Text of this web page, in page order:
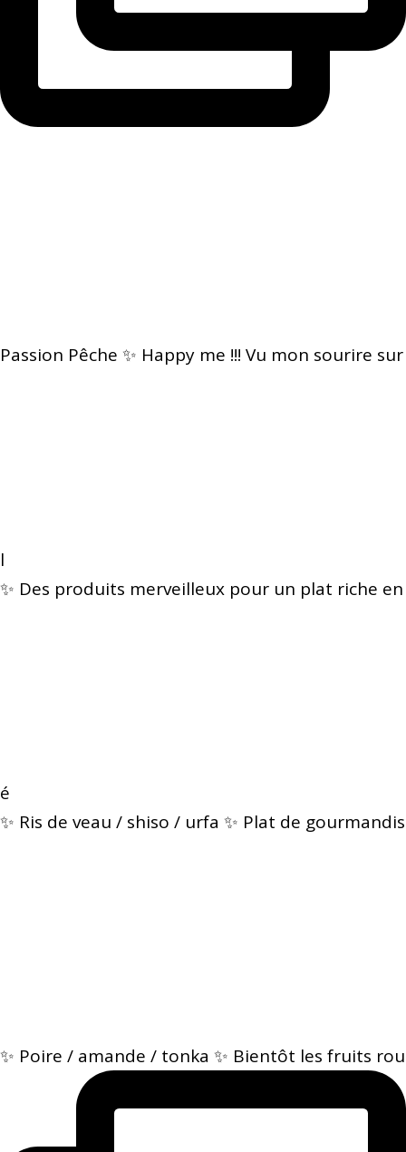
Passion Pêche ✨ Happy me !!! Vu mon sourire sur
l
✨ Des produits merveilleux pour un plat riche en
é
✨ Ris de veau / shiso / urfa ✨ Plat de gourmandis
✨ Poire / amande / tonka ✨ Bientôt les fruits rou